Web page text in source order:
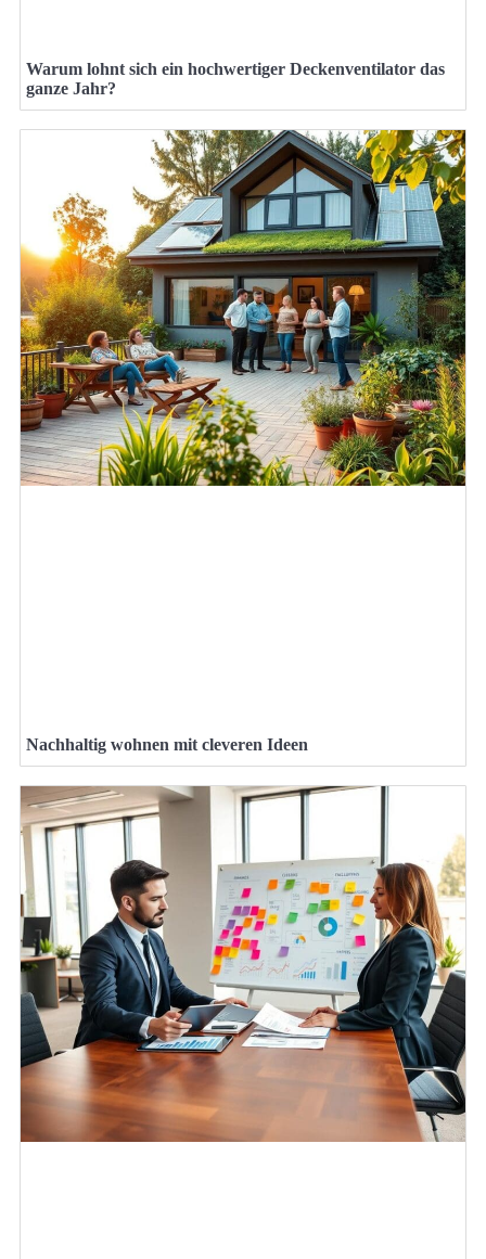
Warum lohnt sich ein hochwertiger Deckenventilator das
ganze Jahr?
Nachhaltig wohnen mit cleveren Ideen